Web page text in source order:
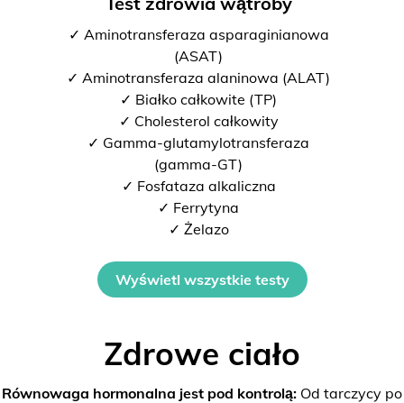
✓ Aminotransferaza asparaginianowa
(ASAT)
✓ Aminotransferaza alaninowa (ALAT)
✓ Białko całkowite (TP)
✓ Cholesterol całkowity
✓ Gamma-glutamylotransferaza
(gamma-GT)
✓ Fosfataza alkaliczna
✓ Ferrytyna
✓ Żelazo
Wyświetl wszystkie testy
Zdrowe ciało
Równowaga hormonalna jest pod kontrolą: Od tarczycy po